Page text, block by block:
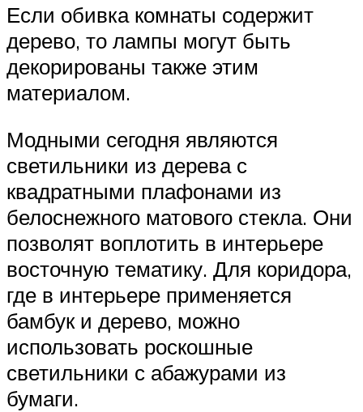
Если обивка комнаты содержит
дерево, то лампы могут быть
декорированы также этим
материалом.
Модными сегодня являются
светильники из дерева с
квадратными плафонами из
белоснежного матового стекла. Они
позволят воплотить в интерьере
восточную тематику. Для коридора,
где в интерьере применяется
бамбук и дерево, можно
использовать роскошные
светильники с абажурами из
бумаги.